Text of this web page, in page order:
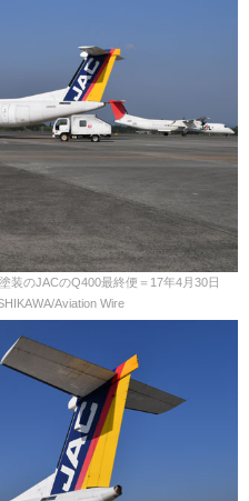
装のJACのQ400最終便＝17年4月30日
Aviation Wire